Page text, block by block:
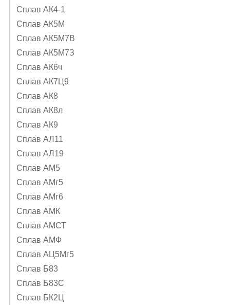
Сплав АК4-1
Сплав АК5М
Сплав АК5М7В
Сплав АК5М7З
Сплав АК6ч
Сплав АК7Ц9
Сплав АК8
Сплав АК8л
Сплав АК9
Сплав АЛ11
Сплав АЛ19
Сплав АМ5
Сплав АМг5
Сплав АМг6
Сплав АМК
Сплав АМСТ
Сплав АМФ
Сплав АЦ5Мг5
Сплав Б83
Сплав Б83С
Сплав БК2Ц